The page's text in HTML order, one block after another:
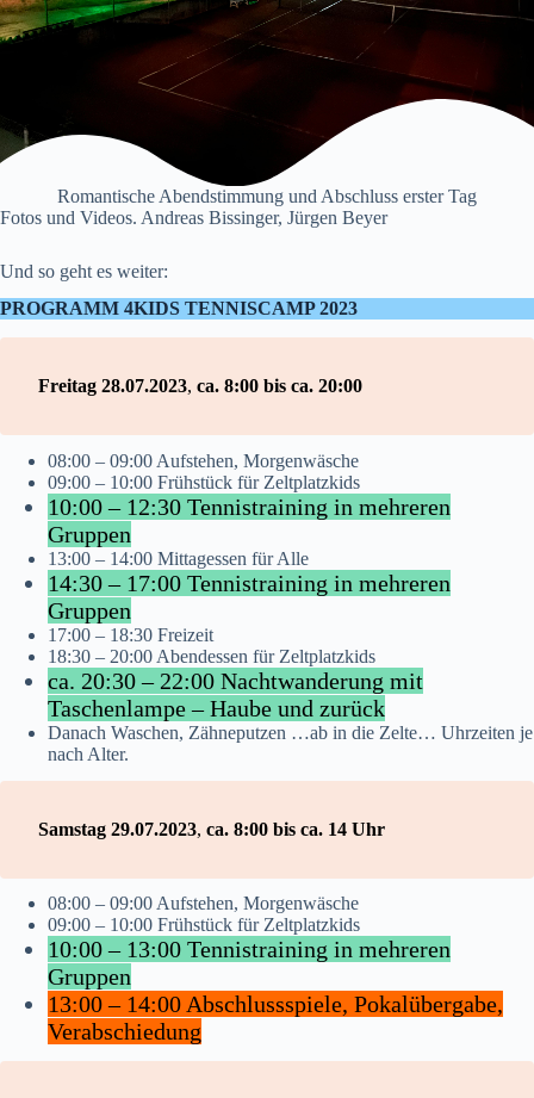
Romantische Abendstimmung und Abschluss erster Tag
Fotos und Videos. Andreas Bissinger, Jürgen Beyer
Und so geht es weiter:
PROGRAMM 4KIDS TENNISCAMP 2023
Freitag 28.07.2023, ca. 8:00 bis ca. 20:00
08:00 – 09:00 Aufstehen, Morgenwäsche
09:00 – 10:00 Frühstück für Zeltplatzkids
10:00 – 12:30 Tennistraining in mehreren
Gruppen
13:00 – 14:00 Mittagessen für Alle
14:30 – 17:00 Tennistraining in mehreren
Gruppen
17:00 – 18:30 Freizeit
18:30 – 20:00 Abendessen für Zeltplatzkids
ca. 20:30 – 22:00 Nachtwanderung mit
Taschenlampe – Haube und zurück
Danach Waschen, Zähneputzen …ab in die Zelte… Uhrzeiten je
nach Alter.
Samstag 29.07.2023, ca. 8:00 bis ca. 14 Uhr
08:00 – 09:00 Aufstehen, Morgenwäsche
09:00 – 10:00 Frühstück für Zeltplatzkids
10:00 – 13:00 Tennistraining in mehreren
Gruppen
13:00 – 14:00 Abschlussspiele, Pokalübergabe,
Verabschiedung